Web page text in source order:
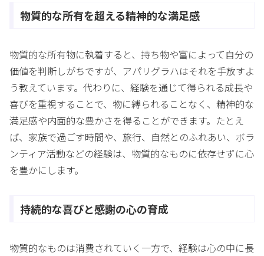
物質的な所有を超える精神的な満足感
物質的な所有物に執着すると、持ち物や富によって自分の
価値を判断しがちですが、アパリグラハはそれを手放すよ
う教えています。代わりに、経験を通じて得られる成長や
喜びを重視することで、物に縛られることなく、精神的な
満足感や内面的な豊かさを得ることができます。たとえ
ば、家族で過ごす時間や、旅行、自然とのふれあい、ボラ
ンティア活動などの経験は、物質的なものに依存せずに心
を豊かにします。
持続的な喜びと感謝の心の育成
物質的なものは消費されていく一方で、経験は心の中に長